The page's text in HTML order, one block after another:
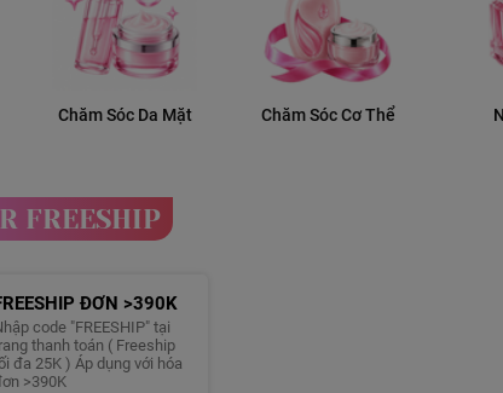
Chăm Sóc Da Mặt Chăm Sóc Cơ Thể
FREESHIP
ĐƠN >390K
code "FREESHIP" tại
thanh toán ( Freeship
đa 25K ) Áp dụng với hóa
>390K